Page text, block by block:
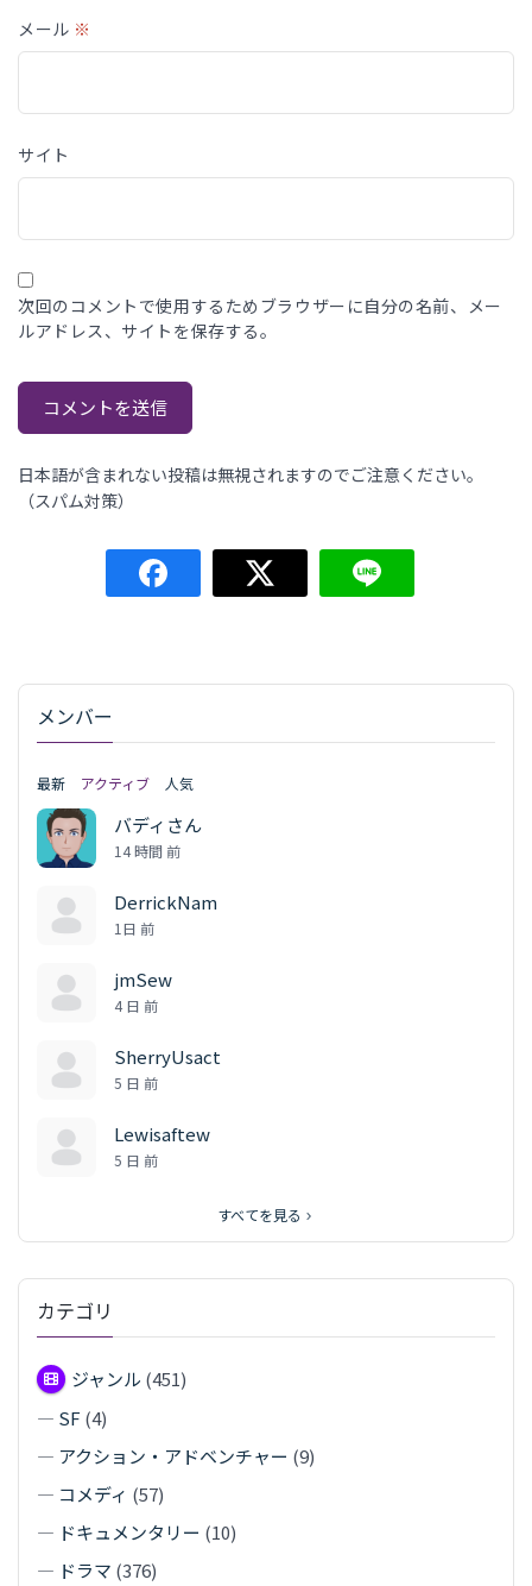
メール ※
サイト
次回のコメントで使用するためブラウザーに自分の名前、メー
ルアドレス、サイトを保存する。
日本語が含まれない投稿は無視されますのでご注意ください。
（スパム対策）
メンバー
最新 アクティブ 人気
バディさん
14 時間 前
DerrickNam
1日 前
jmSew
4 日 前
SherryUsact
5 日 前
Lewisaftew
5 日 前
すべてを見る
カテゴリ
ジャンル (451)
— SF (4)
— アクション・アドベンチャー (9)
— コメディ (57)
— ドキュメンタリー (10)
— ドラマ (376)